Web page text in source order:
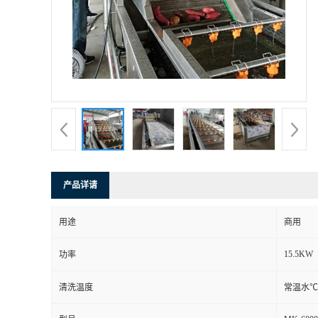
产品详请
用途 商用
功率 15.5KW
清洗温度 常温水℃